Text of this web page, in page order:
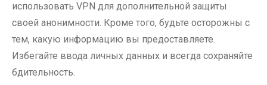
использовать VPN для дополнительной защиты
своей анонимности. Кроме того, будьте осторожны с
тем, какую информацию вы предоставляете.
Избегайте ввода личных данных и всегда сохраняйте
бдительность.